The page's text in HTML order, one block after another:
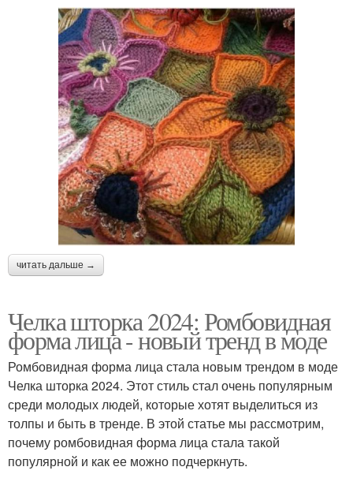
читать дальше →
Челка шторка 2024: Ромбовидная
форма лица - новый тренд в моде
Ромбовидная форма лица стала новым трендом в моде
Челка шторка 2024. Этот стиль стал очень популярным
среди молодых людей, которые хотят выделиться из
толпы и быть в тренде. В этой статье мы рассмотрим,
почему ромбовидная форма лица стала такой
популярной и как ее можно подчеркнуть.